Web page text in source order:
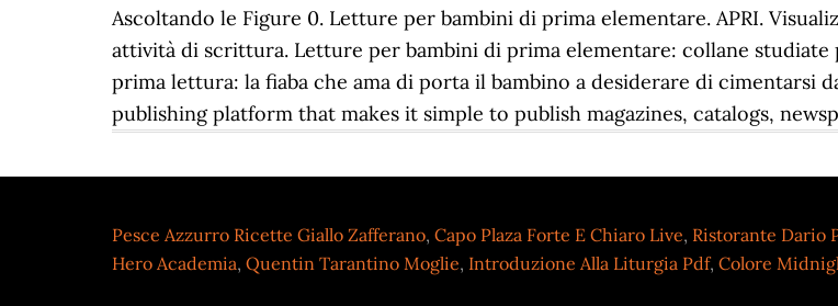
Ascoltando le Figure 0. Letture per bambini di prima elementare. APRI.
attività di scrittura. Letture per bambini di prima elementare: collane
prima lettura: la fiaba che ama di porta il bambino a desiderare di cimentarsi
publishing platform that makes it simple to publish magazines, catalogs,
Pesce Azzurro Ricette Giallo Zafferano, Capo Plaza Forte E Chiaro Live, Ristorante Dario
Hero Academia, Quentin Tarantino Moglie, Introduzione Alla Liturgia Pdf, Colore